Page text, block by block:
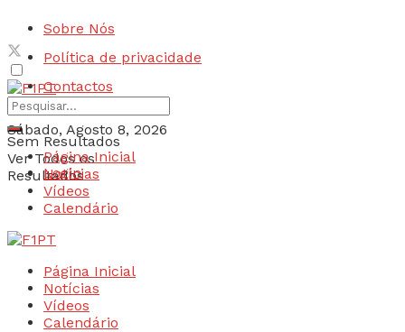
Sobre Nós
Política de privacidade
Contactos
Sábado, Agosto 8, 2026
Login
Sem Resultados
Ver Todos os
Resultados
Página Inicial
Notícias
Vídeos
Calendário
Página Inicial
Notícias
Vídeos
Calendário